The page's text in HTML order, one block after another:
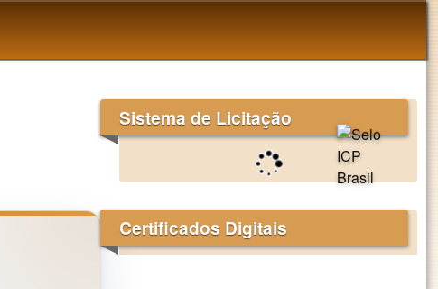
Sistema de Licitação
Certificados Digitais